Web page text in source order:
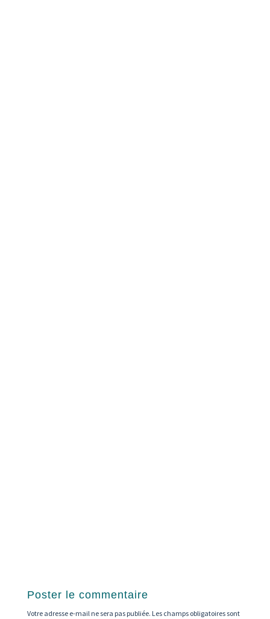
Poster le commentaire
Votre adresse e-mail ne sera pas publiée. Les champs obligatoires sont